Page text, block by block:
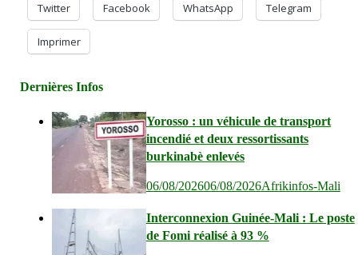
Twitter Facebook WhatsApp Telegram
Imprimer
Dernières Infos
Yorosso : un véhicule de transport
incendié et deux ressortissants
burkinabè enlevés
06/08/202606/08/2026Afrikinfos-Mali
Interconnexion Guinée-Mali : Le poste
de Fomi réalisé à 93 %